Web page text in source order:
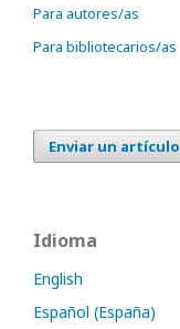
Para autores/as
Para bibliotecarios/as
Enviar un artículo
Idioma
English
Español (España)